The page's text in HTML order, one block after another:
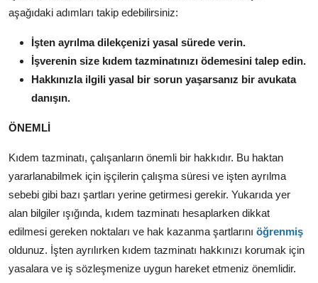
aşağıdaki adımları takip edebilirsiniz:
İşten ayrılma dilekçenizi yasal sürede verin.
İşverenin size kıdem tazminatınızı ödemesini talep edin.
Hakkınızla ilgili yasal bir sorun yaşarsanız bir avukata
danışın.
ÖNEMLİ
Kıdem tazminatı, çalışanların önemli bir hakkıdır. Bu haktan
yararlanabilmek için işçilerin çalışma süresi ve işten ayrılma
sebebi gibi bazı şartları yerine getirmesi gerekir. Yukarıda yer
alan bilgiler ışığında, kıdem tazminatı hesaplarken dikkat
edilmesi gereken noktaları ve hak kazanma şartlarını öğrenmiş
oldunuz. İşten ayrılırken kıdem tazminatı hakkınızı korumak için
yasalara ve iş sözleşmenize uygun hareket etmeniz önemlidir.